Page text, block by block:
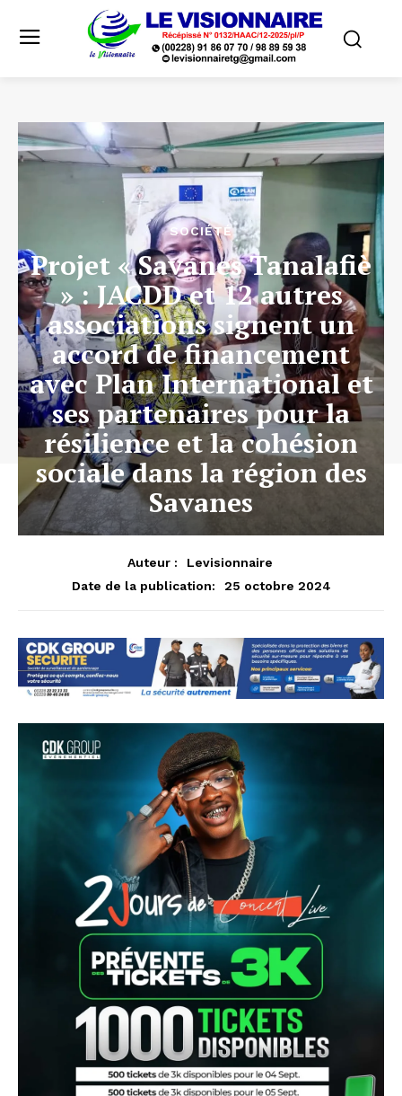
SOCIÉTÉ
Projet « Savanes Tanalafiè
» : JACDD et 12 autres
associations signent un
accord de financement
avec Plan International et
ses partenaires pour la
résilience et la cohésion
sociale dans la région des
Savanes
Auteur :
Levisionnaire
Date de la publication:
25 octobre 2024